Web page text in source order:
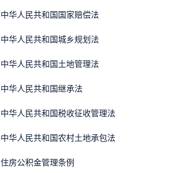
· 中华人民共和国国家赔偿法
· 中华人民共和国城乡规划法
· 中华人民共和国土地管理法
· 中华人民共和国继承法
· 中华人民共和国税收征收管理法
· 中华人民共和国农村土地承包法
· 住房公积金管理条例